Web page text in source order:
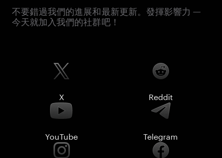
不要錯過我們的進展和最新更新。發揮影響力 —
今天就加入我們的社群吧！
X Reddit
YouTube Telegram